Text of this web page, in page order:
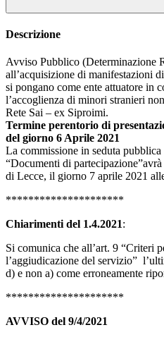
Descrizione
Avviso Pubblico (Determinazione
all’acquisizione di manifestazioni
si pongano come ente attuatore in
l’accoglienza di minori stranieri
Rete Sai – ex Siproimi.
Termine perentorio di
del giorno 6 Aprile 2021
La commissione in seduta pubblica
“Documenti di
di Lecce, il giorno 7 aprile 2021
*********************
Chiarimenti del 1.4.2021:
Si comunica che all’art. 9 “Criteri
l’aggiudicazione del servizio”
d) e non a) come erroneamente
*********************
AVVISO del 9/4/2021